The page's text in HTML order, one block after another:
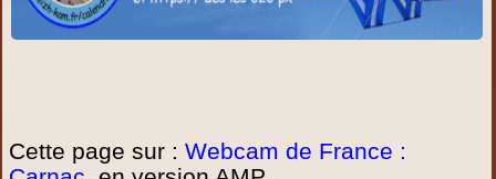
Cette page sur :Webcam de France :